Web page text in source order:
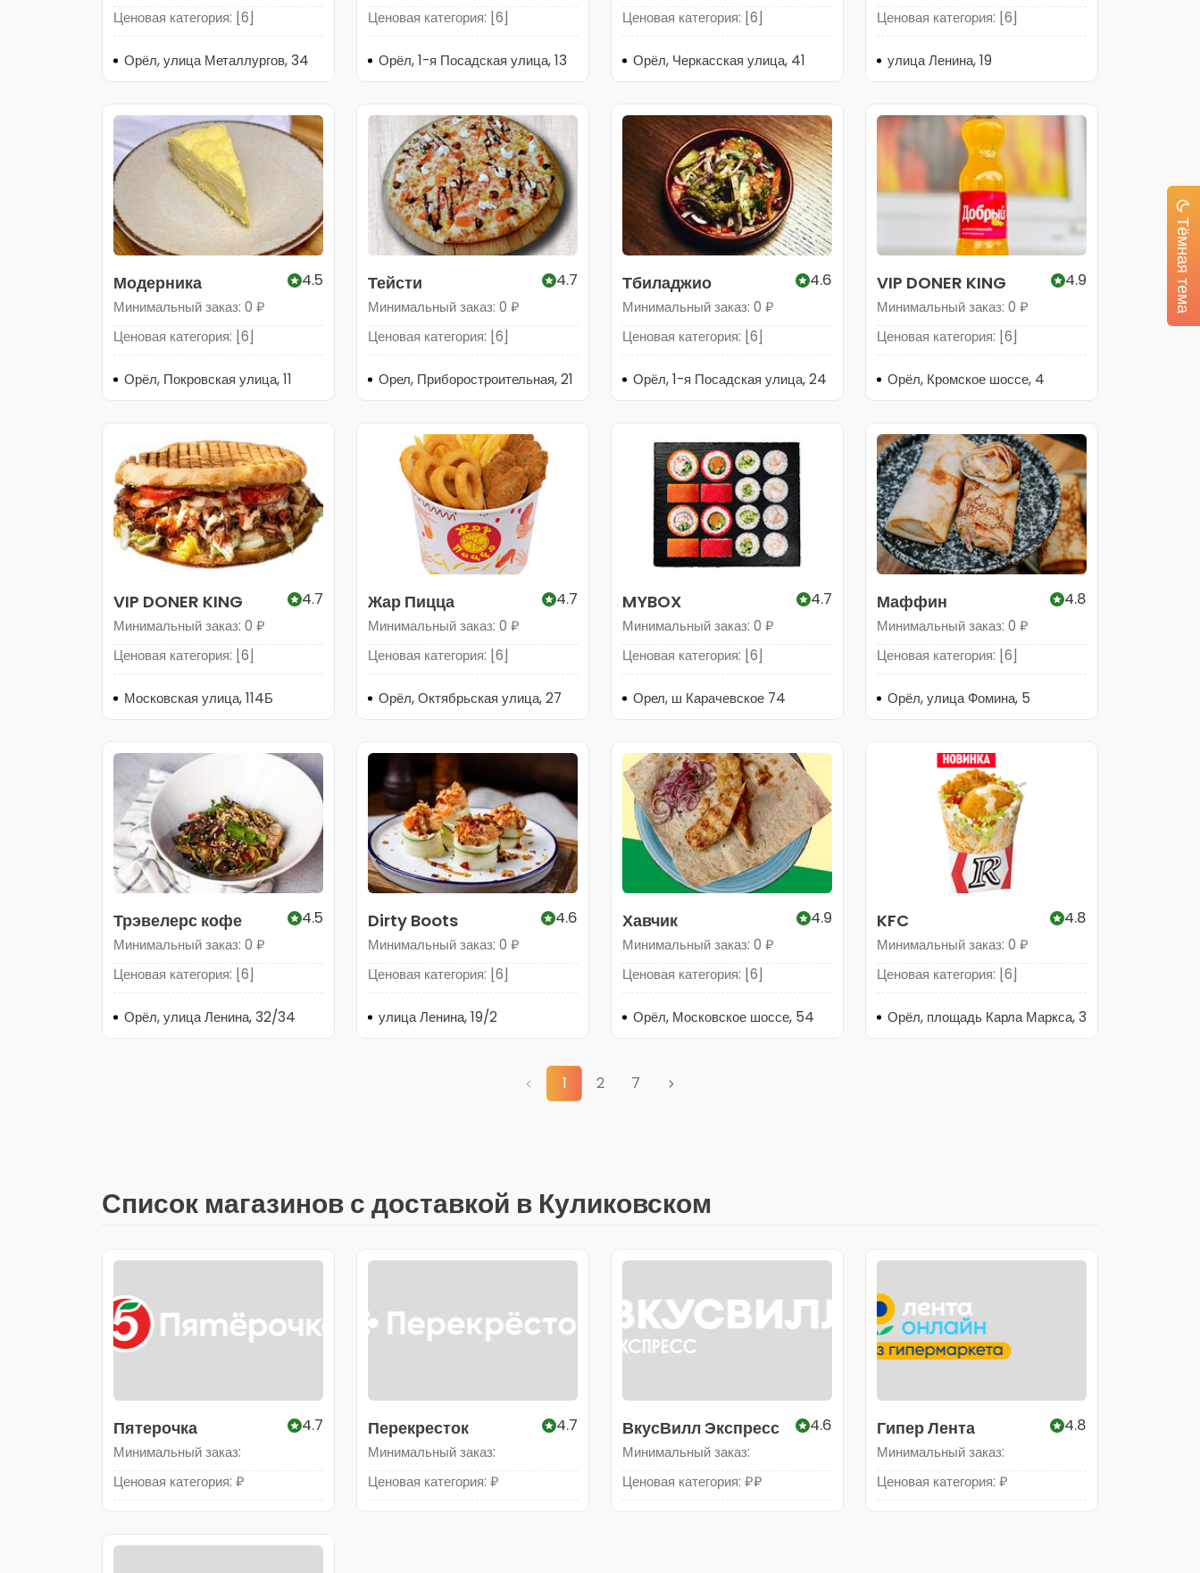
Ценовая категория: [6]
Орёл, улица Металлургов, 34
Ценовая категория: [6]
Орёл, 1-я Посадская улица, 13
Ценовая категория: [6]
Орёл, Черкасская улица, 41
Ценовая категория: [6]
улица Ленина, 19
Модерника 4.5
Минимальный заказ: 0 ₽
Ценовая категория: [6]
Орёл, Покровская улица, 11
Тейсти 4.7
Минимальный заказ: 0 ₽
Ценовая категория: [6]
Орел, Приборостроительная, 21
Тбиладжио 4.6
Минимальный заказ: 0 ₽
Ценовая категория: [6]
Орёл, 1-я Посадская улица, 24
VIP DONER KING 4.9
Минимальный заказ: 0 ₽
Ценовая категория: [6]
Орёл, Кромское шоссе, 4
VIP DONER KING 4.7
Минимальный заказ: 0 ₽
Ценовая категория: [6]
Московская улица, 114Б
Жар Пицца 4.7
Минимальный заказ: 0 ₽
Ценовая категория: [6]
Орёл, Октябрьская улица, 27
MYBOX 4.7
Минимальный заказ: 0 ₽
Ценовая категория: [6]
Орел, ш Карачевское 74
Маффин 4.8
Минимальный заказ: 0 ₽
Ценовая категория: [6]
Орёл, улица Фомина, 5
Трэвелерс кофе 4.5
Минимальный заказ: 0 ₽
Ценовая категория: [6]
Орёл, улица Ленина, 32/34
Dirty Boots 4.6
Минимальный заказ: 0 ₽
Ценовая категория: [6]
улица Ленина, 19/2
Хавчик 4.9
Минимальный заказ: 0 ₽
Ценовая категория: [6]
Орёл, Московское шоссе, 54
KFC 4.8
Минимальный заказ: 0 ₽
Ценовая категория: [6]
Орёл, площадь Карла Маркса, 3
1 2 7
Список магазинов с доставкой в Куликовском
Пятерочка 4.7
Минимальный заказ:
Ценовая категория: ₽
Перекресток 4.7
Минимальный заказ:
Ценовая категория: ₽
ВкусВилл Экспресс 4.6
Минимальный заказ:
Ценовая категория: ₽₽
Гипер Лента 4.8
Минимальный заказ:
Ценовая категория: ₽
Тёмная тема